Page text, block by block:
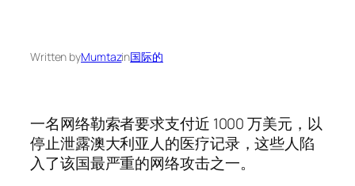
Written byMumtazin国际的
一名网络勒索者要求支付近 1000 万美元，以
停止泄露澳大利亚人的医疗记录，这些人陷
入了该国最严重的网络攻击之一。